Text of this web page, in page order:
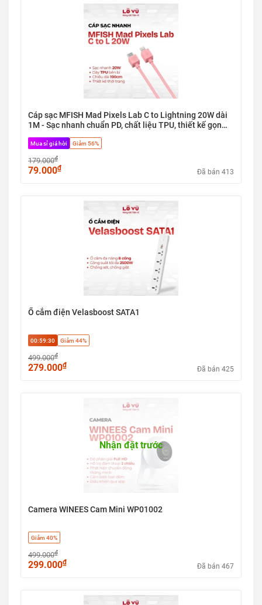
Cáp sạc MFISH Mad Pixels Lab C to Lightning 20W dài
1M - Sạc nhanh chuẩn PD, chất liệu TPU, thiết kế gọn
Mua sỉ giá hời Giảm 56%
179.000₫
79.000₫ Đã bán 413
Ổ cắm điện Velasboost SATA1
00:59:29 Giảm 44%
499.000₫
279.000₫ Đã bán 425
Nhận đặt trước
Camera WINEES Cam Mini WP01002
Giảm 40%
499.000₫
299.000₫ Đã bán 467